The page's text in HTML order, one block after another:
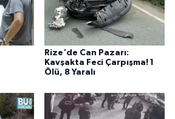
Rize'de Can Pazarı:
Kavşakta Feci Çarpışma! 1
Ölü, 8 Yaralı